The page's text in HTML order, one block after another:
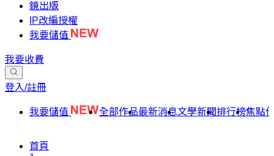
鏡出版
IP改編授權
我要儲值
我要收費
登入/註冊
我要儲值 全部作品最新消息文學新聞排行榜焦點
首頁